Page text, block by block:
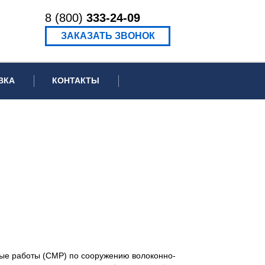
8 (800) 333-24-09
ЗАКАЗАТЬ ЗВОНОК
КОНТАКТЫ
работы (СМР) по сооружению волоконно-